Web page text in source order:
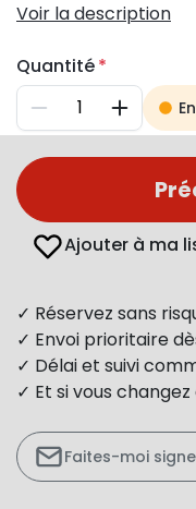
Voir la description
Quantité
Diminuer
Ajouter à ma
✓ Réservez sans
✓ Envoi prioritaire
✓ Délai et suivi
✓ Et si vous changez
Faites-moi